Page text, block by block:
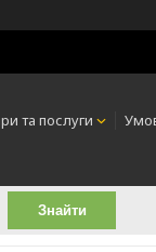
та послуги
Знайти